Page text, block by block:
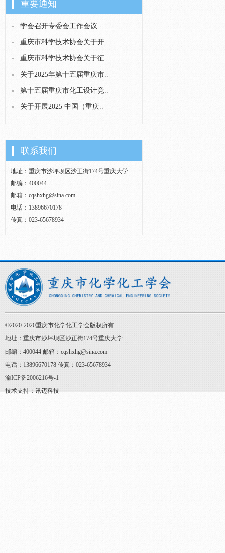
重要通知
学会召开专委会工作会议 ..
重庆市科学技术协会关于开..
重庆市科学技术协会关于征..
关于2025年第十五届重庆市..
第十五届重庆市化工设计竞..
关于开展2025 中国（重庆..
联系我们
地址：重庆市沙坪坝区沙正街174号重庆大学
邮编：400044
邮箱：cqshxhg@sina.com
电话：13896670178
传真：023-65678934
©2020-2020重庆市化学化工学会版权所有
地址：重庆市沙坪坝区沙正街174号重庆大学
邮编：400044 邮箱：cqshxhg@sina.com
电话：13896670178 传真：023-65678934
渝ICP备2006216号-1
技术支持：讯迈科技